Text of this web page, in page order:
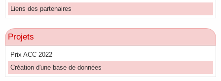
Liens des partenaires
Projets
Prix ACC 2022
Création d'une base de données